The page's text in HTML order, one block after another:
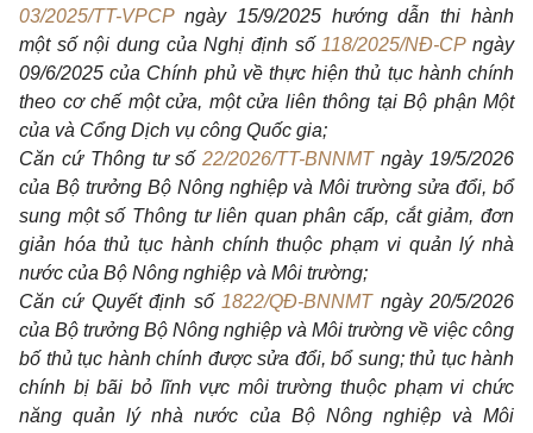
03/2025/TT-VPCPngày 15/9/2025 hướng dẫn thi hành
một số nội dung của Nghị định số 118/2025/NĐ-CPngày
09/6/2025 của Chính phủ về thực hiện thủ tục hành chính
theo cơ chế một cửa, một cửa liên thông tại Bộ phận Một
của và Cổng Dịch vụ công Quốc gia;
Căn cứ Thông tư số22/2026/TT-BNNMTngày 19/5/2026
của Bộ trưởng Bộ Nông nghiệp và Môi trường sửa đổi, bổ
sung một số Thông tư liên quan phân cấp, cắt giảm, đơn
giản hóa thủ tục hành chính thuộc phạm vi quản lý nhà
nước của Bộ Nông nghiệp và Môi trường;
Căn cứ Quyết định số 1822/QĐ-BNNMTngày 20/5/2026
của Bộ trưởng Bộ Nông nghiệp và Môi trường về việc công
bố thủ tục hành chính được sửa đổi, bổ sung; thủ tục hành
chính bị bãi bỏ lĩnh vực môi trường thuộc phạm vi chức
năng quản lý nhà nước của Bộ Nông nghiệp và Môi